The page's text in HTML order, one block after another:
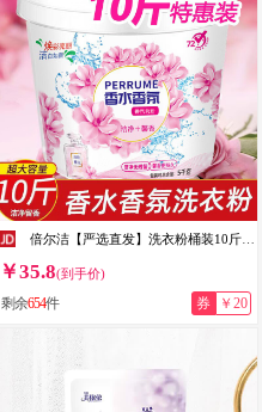
￥35.8(到手价)
剩余654件 券 ￥20